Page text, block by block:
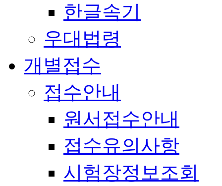
한글속기
우대법령
개별접수
접수안내
원서접수안내
접수유의사항
시험장정보조회